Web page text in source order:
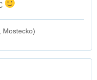
Mostecko)